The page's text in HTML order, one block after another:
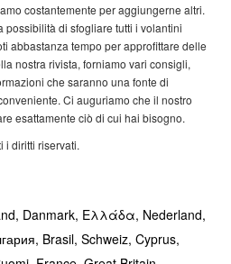
costantemente per aggiungerne altri.
possibilità di sfogliare tutti i volantini
abbastanza tempo per approfittare delle
nostra rivista, forniamo vari consigli,
che saranno una fonte di
Ci auguriamo che il nostro
esattamente ciò di cui hai bisogno.
i diritti riservati.
Danmark, Ελλάδα, Nederland,
Brasil, Schweiz, Cyprus,